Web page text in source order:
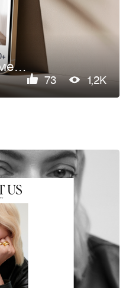
Интернет магазин мебели Puffe
73 1,2K